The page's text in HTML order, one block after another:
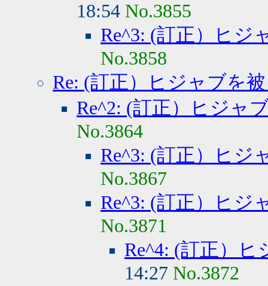
18:54 No.3855
Re^3: (訂正）ヒジ
No.3858
Re: (訂正）ヒジャブを
Re^2: (訂正）ヒジャ
No.3864
Re^3: (訂正）ヒジ
No.3867
Re^3: (訂正）ヒジ
No.3871
Re^4: (訂正）
14:27 No.3872